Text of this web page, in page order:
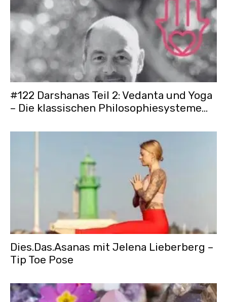
#122 Darshanas Teil 2: Vedanta und Yoga
– Die klassischen Philosophiesysteme...
Dies.Das.Asanas mit Jelena Lieberberg –
Tip Toe Pose